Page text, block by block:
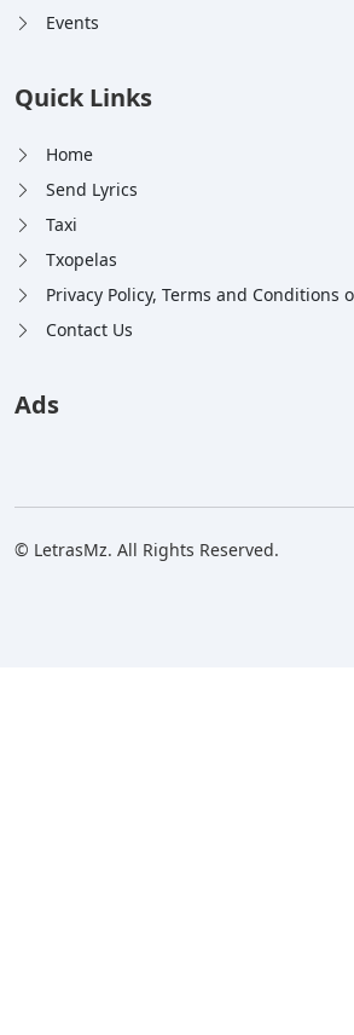
Events
Quick Links
Home
Send Lyrics
Taxi
Txopelas
Privacy Policy, Terms and Conditions
Contact Us
Ads
© LetrasMz. All Rights Reserved.